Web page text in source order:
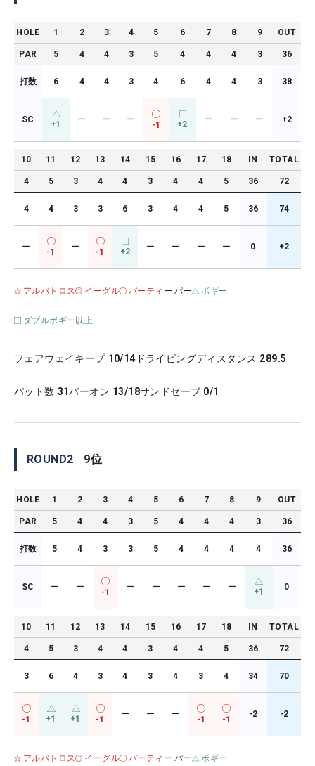
HOLE 1 2 3 4 5 6 7 8 9 OUT
PAR 5 4 4 3 5 4 4 4 3 36
打数 6 4 4 3 4 6 4 4 3 38
SC +1 ー ー ー
-1 +2 ー ー ー +2
10 11 12 13 14 15 16 17 18 IN TOTAL
4 5 3 4 4 3 4 4 5 36 72
4 4 3 3 6 3 4 4 5 36 74
ー
-1
ー
-1 +2 ー ー ー ー 0 +2
アルバトロス イーグル バーティ ー パー ボギー
ダブルボギー以上
フェアウェイキープ 10/14 ドライビングディスタンス 289.5
パット数 31パーオン 13/18サンドセーブ 0/1
ROUND2 9位
HOLE 1 2 3 4 5 6 7 8 9 OUT
PAR 5 4 4 3 5 4 4 4 3 36
打数 5 4 3 3 5 4 4 4 4 36
SC ー ー
-1
ー ー ー ー ー +1 0
10 11 12 13 14 15 16 17 18 IN TOTAL
4 5 3 4 4 3 4 4 5 36 72
3 6 4 3 4 3 4 3 4 34 70
-1 +1 +1 -1
ー ー ー
-1 -1
-2 -2
アルバトロス イーグル バーティ ー パー ボギー